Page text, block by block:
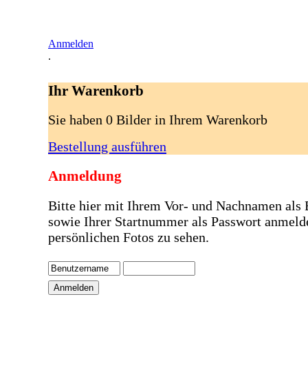
Anmelden
.
Ihr Warenkorb
Sie haben 0 Bilder in Ihrem Warenkorb
Bestellung ausführen
Anmeldung
Bitte hier mit Ihrem Vor- und Nachnamen als
sowie Ihrer Startnummer als Passwort
persönlichen Fotos zu sehen.